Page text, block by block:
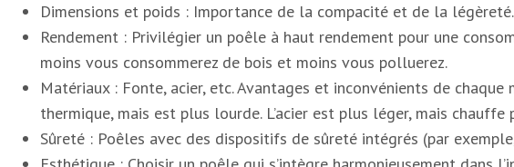
Dimensions et poids : Importance de la compacité et de la
Rendement : Privilégier un poêle à haut rendement pour une
moins vous consommerez de bois et moins vous polluerez.
Matériaux : Fonte, acier, etc. Avantages et inconvénients de
thermique, mais est plus lourde. L’acier est plus léger, mais
Sûreté : Poêles avec des dispositifs de sûreté intégrés (par